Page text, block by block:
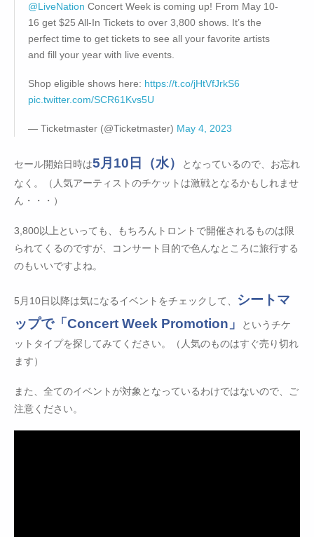
@LiveNation Concert Week is coming up! From May 10-
16 get $25 All-In Tickets to over 3,800 shows. It’s the
perfect time to get tickets to see all your favorite artists
and fill your year with live events.
Shop eligible shows here: https://t.co/jHtVfJrkS6
pic.twitter.com/SCR61Kvs5U
— Ticketmaster (@Ticketmaster) May 4, 2023
セール開始日時は5月10日（水）
となっているので、お忘れ
なく。（人気アーティストのチケットは激戦となるかもしれませ
ん・・・）
3,800以上といっても、もちろんトロントで開催されるものは限
られてくるのですが、コンサート目的で色んなところに旅行する
のもいいですよね。
5月10日以降は気になるイベントをチェックして、
シートマ
ップで「Concert Week Promotion」
というチケ
ットタイプを探してみてください。（人気のものはすぐ売り切れ
ます）
また、全てのイベントが対象となっているわけではないので、ご
注意ください。